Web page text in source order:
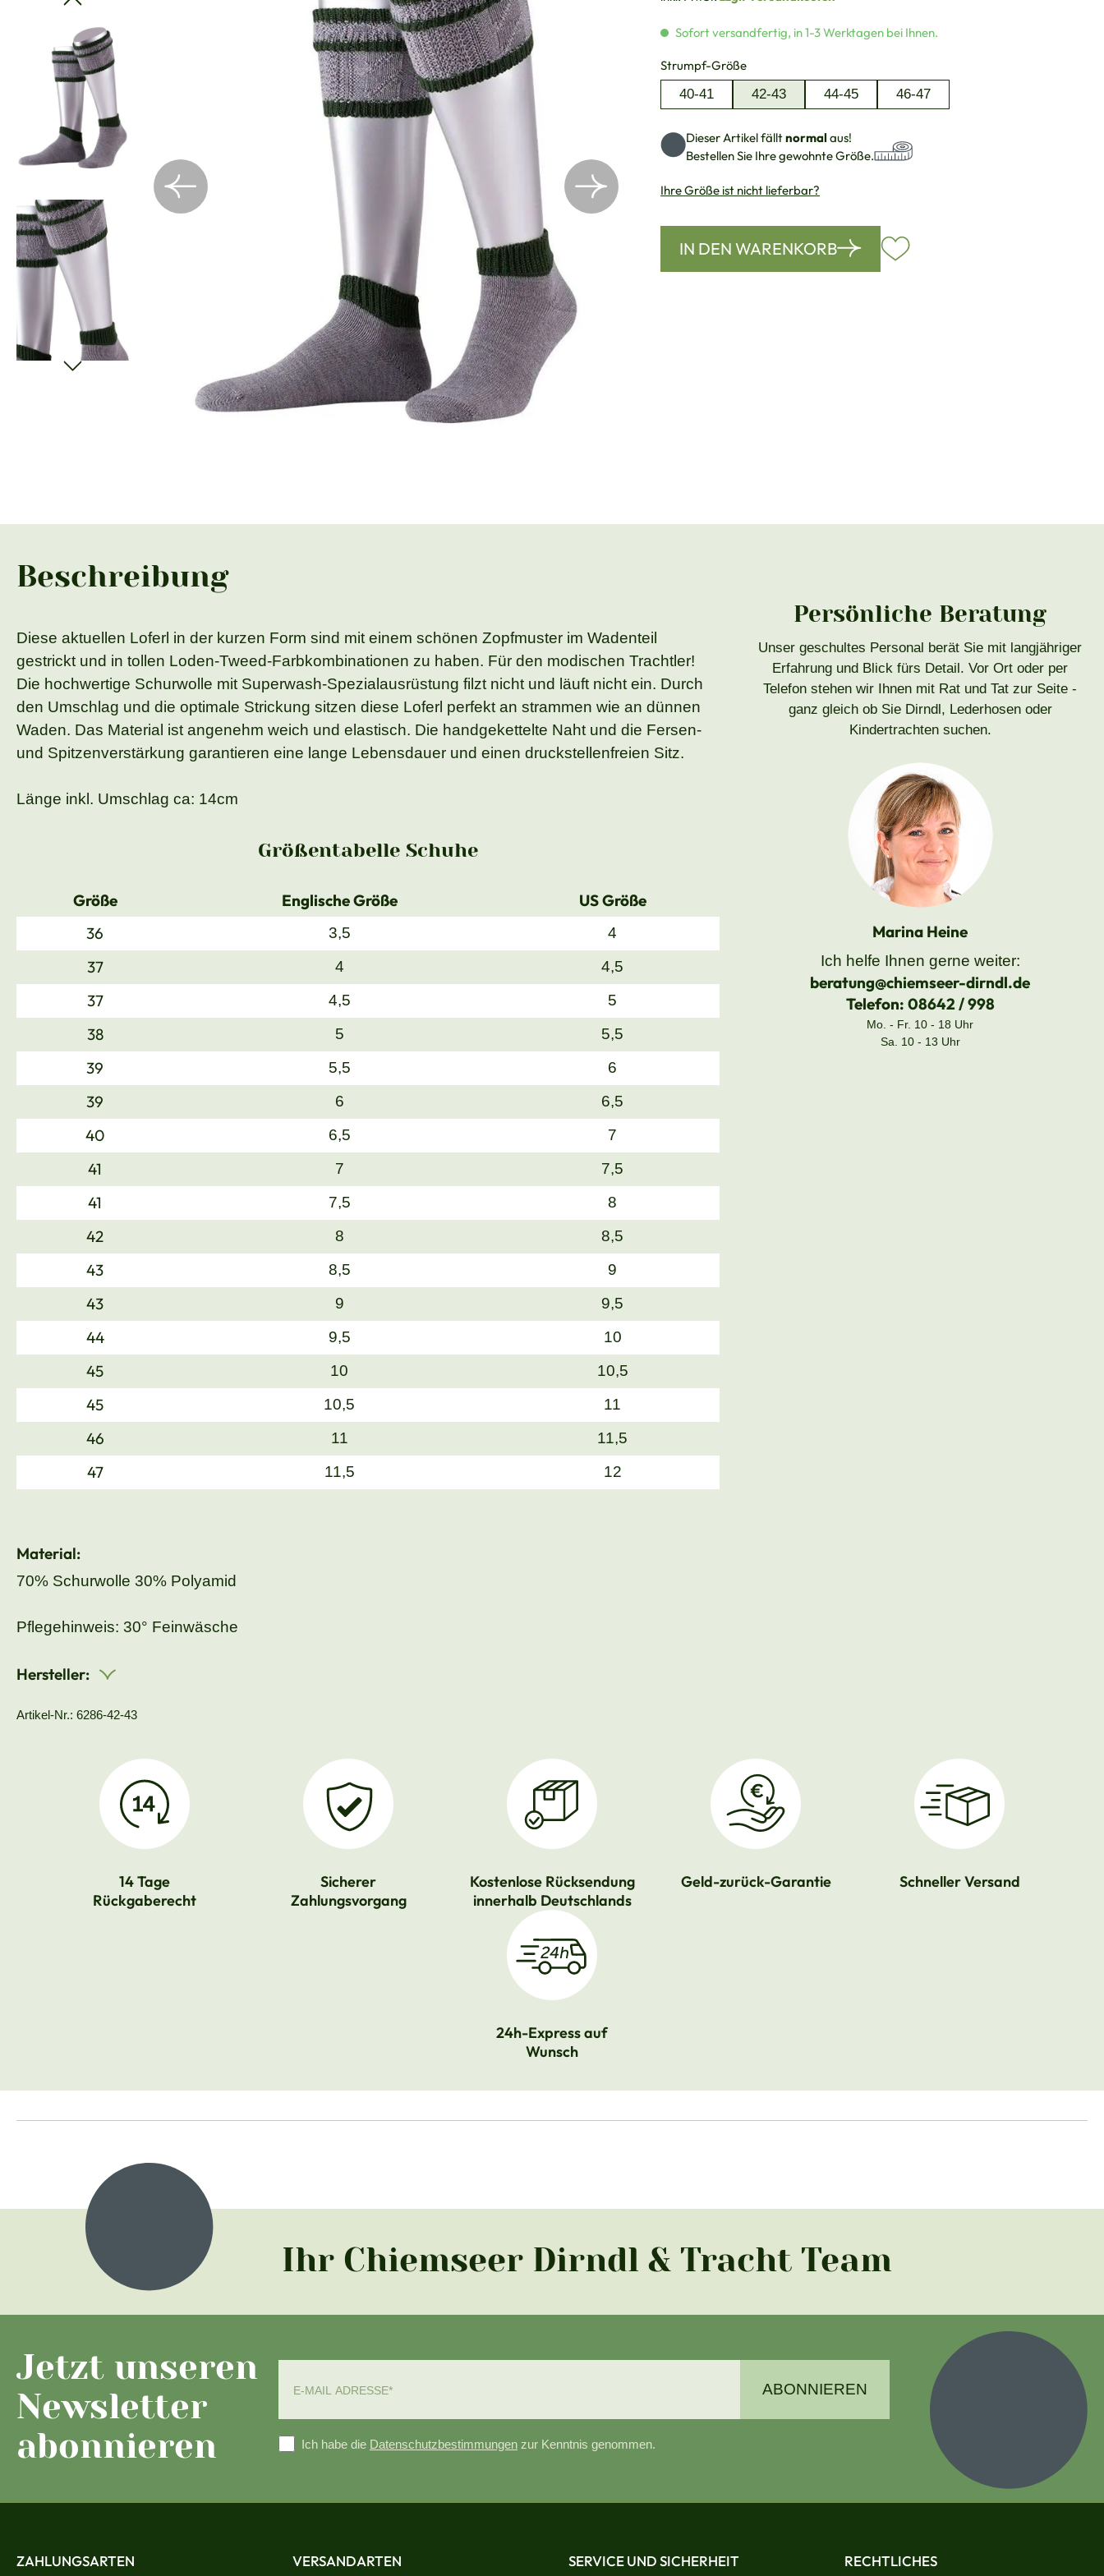
Sofort versandfertig, in 1-3 Werktagen bei Ihnen.
Strumpf-Größeauswählen
40-41
42-43 44-45 46-47
Dieser Artikel fälltnormalaus!
Bestellen Sie Ihre gewohnte Größe.
Ihre Größe ist nicht lieferbar?
IN DEN WARENKORB
Beschreibung
Diese aktuellen Loferl in der kurzen Form sind mit einem schönen Zopfmuster im Wadenteil
gestrickt und in tollen Loden-Tweed-Farbkombinationen zu haben. Für den modischen Trachtler!
Die hochwertige Schurwolle mit Superwash-Spezialausrüstung filzt nicht und läuft nicht ein. Durch
den Umschlag und die optimale Strickung sitzen diese Loferl perfekt an strammen wie an dünnen
Waden. Das Material ist angenehm weich und elastisch. Die handgekettelte Naht und die Fersen-
und Spitzenverstärkung garantieren eine lange Lebensdauer und einen druckstellenfreien Sitz.
Länge inkl. Umschlag ca: 14cm
Größentabelle Schuhe
Größe Englische Größe
US Größe
36
3,5 4
37 4 4,5
37 4,5 5
38 5 5,5
39 5,5 6
39 6 6,5
40 6,5 7
41 7 7,5
41 7,5 8
42 8 8,5
43 8,5 9
43 9 9,5
44 9,5 10
45 10 10,5
45 10,5 11
46 11 11,5
47 11,5 12
Material:
70% Schurwolle 30% Polyamid
Pflegehinweis: 30° Feinwäsche
Hersteller:
Artikel-Nr.: 6286-42-43
Persönliche Beratung
Unser geschultes Personal berät Sie mit langjähriger
Erfahrung und Blick fürs Detail. Vor Ort oder per
Telefon stehen wir Ihnen mit Rat und Tat zur Seite -
ganz gleich ob Sie Dirndl, Lederhosen oder
Kindertrachten suchen.
Marina Heine
Ich helfe Ihnen gerne weiter:
beratung@chiemseer-dirndl.de
Telefon: 08642 / 998
Mo. - Fr. 10 - 18 Uhr
Sa. 10 - 13 Uhr
14 Tage
Rückgaberecht
Sicherer
Zahlungsvorgang
Kostenlose Rücksendung
innerhalb Deutschlands
Geld-zurück-Garantie Schneller Versand
24h-Express auf
Wunsch
Ihr Chiemseer Dirndl & Tracht Team
Jetzt unseren
Newsletter
abonnieren
ABONNIEREN
Ich habe die Datenschutzbestimmungen zur Kenntnis genommen.
ZAHLUNGSARTEN VERSANDARTEN SERVICE UND SICHERHEIT RECHTLICHES